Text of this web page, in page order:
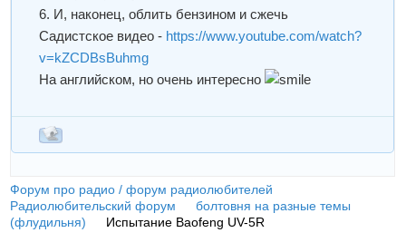
6. И, наконец, облить бензином и сжечь
Садистское видео - https://www.youtube.com/watch?
v=kZCDBsBuhmg
На английском, но очень интересно
Форум про радио / форум радиолюбителей
Радиолюбительский форум
болтовня на разные темы
(флудильня)
Испытание Baofeng UV-5R